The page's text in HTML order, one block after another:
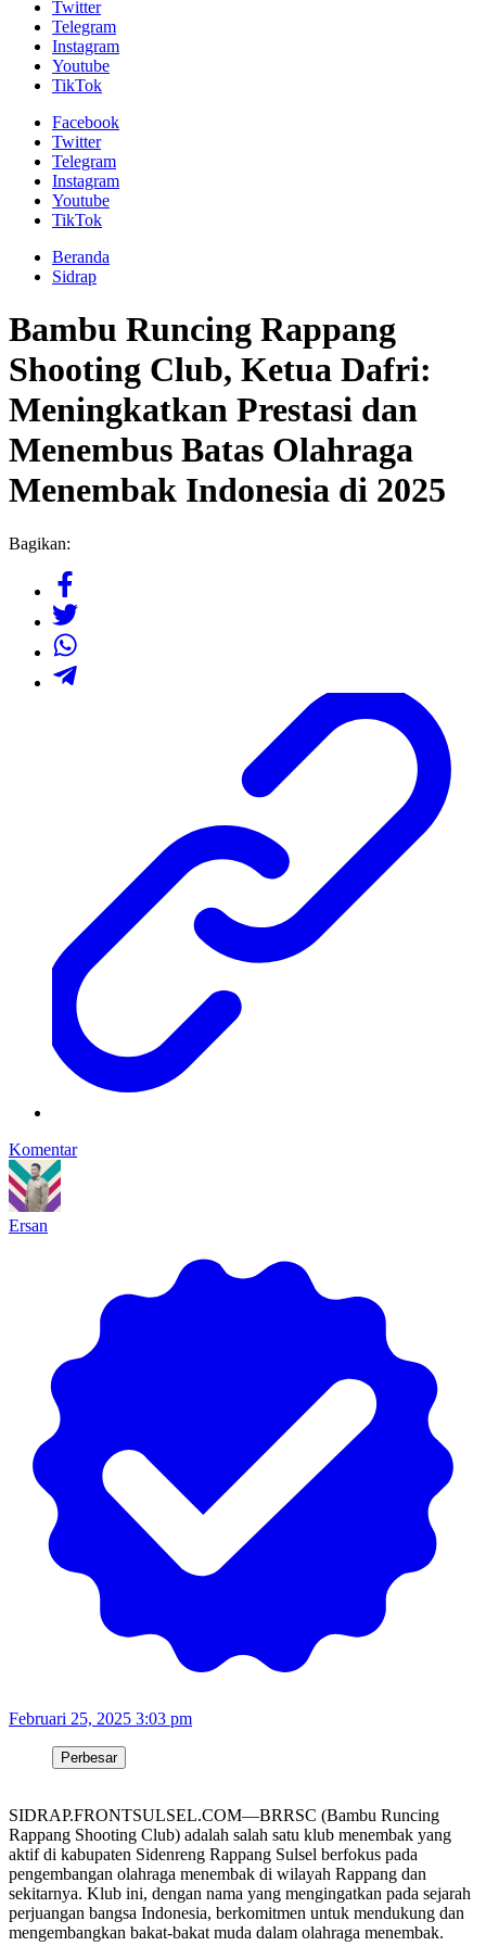
Twitter
Telegram
Instagram
Youtube
TikTok
Facebook
Twitter
Telegram
Instagram
Youtube
TikTok
Beranda
Sidrap
Bambu Runcing Rappang
Shooting Club, Ketua Dafri:
Meningkatkan Prestasi dan
Menembus Batas Olahraga
Menembak Indonesia di 2025
Bagikan:
Komentar
Ersan
Februari 25, 2025 3:03 pm
Perbesar
SIDRAP.FRONTSULSEL.COM—BRRSC (Bambu Runcing
Rappang Shooting Club) adalah salah satu klub menembak yang
aktif di kabupaten Sidenreng Rappang Sulsel berfokus pada
pengembangan olahraga menembak di wilayah Rappang dan
sekitarnya. Klub ini, dengan nama yang mengingatkan pada sejarah
perjuangan bangsa Indonesia, berkomitmen untuk mendukung dan
mengembangkan bakat-bakat muda dalam olahraga menembak.